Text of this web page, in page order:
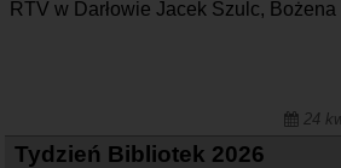
RTV w Darłowie Jacek Szulc, Bożena
24
Tydzień Bibliotek 2026